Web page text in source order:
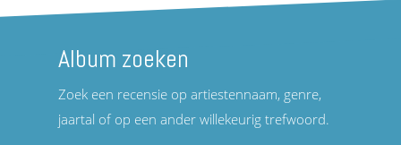
Album zoeken
Zoek een recensie op artiestennaam, genre,
jaartal of op een ander willekeurig trefwoord.